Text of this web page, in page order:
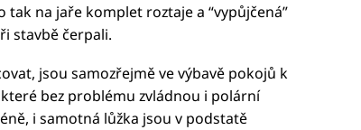
na jaře komplet roztaje a “vypůjčená”
stavbě čerpali.
jsou samozřejmě ve výbavě pokojů k
bez problému zvládnou i polární
i samotná lůžka jsou v podstatě